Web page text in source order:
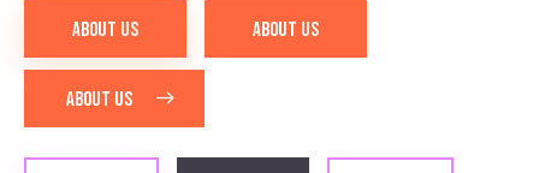
ABOUT US ABOUT US
ABOUT US